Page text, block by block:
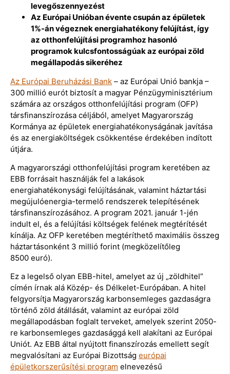
levegőszennyezést
Az Európai Unióban évente csupán az épületek
1%-án végeznek energiahatékony felújítást, így
az otthonfelújítási programhoz hasonló
programok kulcsfontosságúak az európai zöld
megállapodás sikeréhez
Az Európai Beruházási Bank – az Európai Unió bankja –
300 millió eurót biztosít a magyar Pénzügyminisztérium
számára az országos otthonfelújítási program (OFP)
társfinanszírozása céljából, amelyet Magyarország
Kormánya az épületek energiahatékonyságának javítása
és az energiaköltségek csökkentése érdekében indított
útjára.
A magyarországi otthonfelújítási program keretében az
EBB forrásait használják fel a lakások
energiahatékonysági felújításának, valamint háztartási
megújulóenergia-termelő rendszerek telepítésének
társfinanszírozásához. A program 2021. január 1-jén
indult el, és a felújítási költségek felének megtérítését
kínálja. Az OFP keretében megtéríthető maximális összeg
háztartásonként 3 millió forint (megközelítőleg
8500 euró).
Ez a legelső olyan EBB-hitel, amelyet az új „zöldhitel”
címén írnak alá Közép- és Délkelet-Európában. A hitel
felgyorsítja Magyarország karbonsemleges gazdaságra
történő zöld átállását, valamint az európai zöld
megállapodásban foglalt terveket, amelyek szerint 2050-
re karbonsemleges gazdasággá kell alakítani az Európai
Uniót. Az EBB által nyújtott finanszírozás emellett segít
megvalósítani az Európai Bizottság európai
épületkorszerűsítési program elnevezésű